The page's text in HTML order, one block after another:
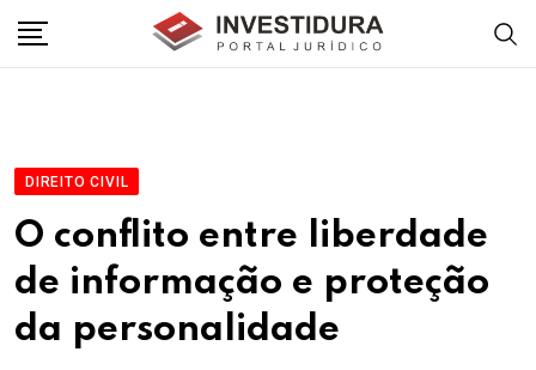
DIREITO CIVIL
O conflito entre liberdade
de informação e proteção
da personalidade